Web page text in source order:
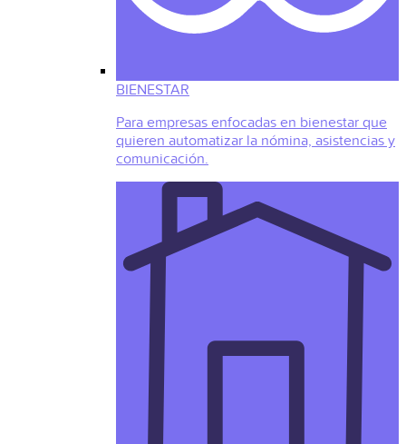
BIENESTAR
Para empresas enfocadas en bienestar que
quieren automatizar la nómina, asistencias y
comunicación.